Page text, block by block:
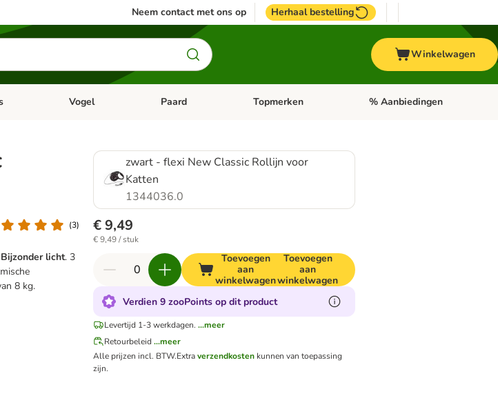
Neem contact met ons op Herhaal bestelling
Winkelwagen
categorie menu: Kleine dieren
Open categorie menu: Vis
Vogel Open categorie menu: Vogel
Paard Open categorie menu: Paard
Topmerken Open categorie menu:
% Aanbiedingen
(3)
Bijzonder licht. 3
8 kg.
zwart - flexi New Classic Rollijn voor
Katten
1344036.0
€ 9,49
€ 9,49 / stuk
Toevoegen
aan
winkelwagen
Toevoegen
aan
winkelwagen
Verdien 9 zooPoints op dit product
Levertijd 1-3 werkdagen. ...meer
Retourbeleid ...meer
Alle prijzen incl. BTW.Extraverzendkosten kunnen van toepassing
zijn.